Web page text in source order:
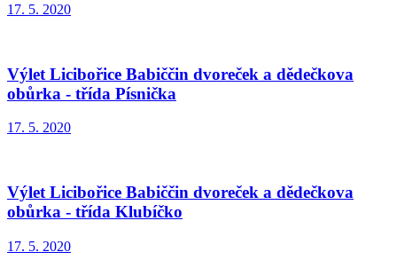
17. 5. 2020
Výlet Licibořice Babiččin dvoreček a dědečkova
obůrka - třída Písnička
17. 5. 2020
Výlet Licibořice Babiččin dvoreček a dědečkova
obůrka - třída Klubíčko
17. 5. 2020